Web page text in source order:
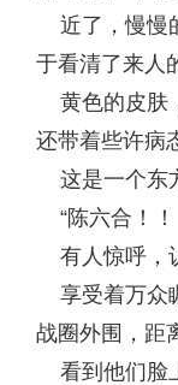
近了，慢慢
于看清了来人
黄色的皮肤
还带着些许病
这是一个东
“陈六合！！
有人惊呼，
享受着万众
战圈外围，距
看到他们脸